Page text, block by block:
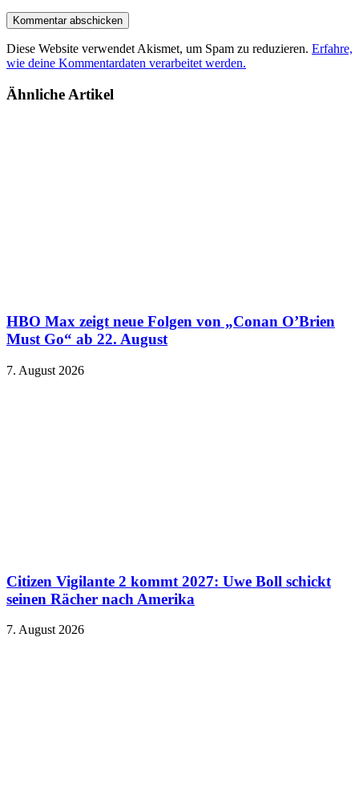
Diese Website verwendet Akismet, um Spam zu reduzieren. Erfahre,
wie deine Kommentardaten verarbeitet werden.
Ähnliche Artikel
HBO Max zeigt neue Folgen von „Conan O’Brien
Must Go“ ab 22. August
7. August 2026
Citizen Vigilante 2 kommt 2027: Uwe Boll schickt
seinen Rächer nach Amerika
7. August 2026